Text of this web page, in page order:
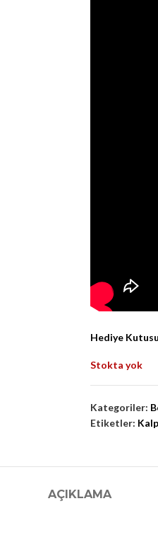
Hediye
Stokta yok
Kategoriler:
Etiketler:
AÇIKLAMA